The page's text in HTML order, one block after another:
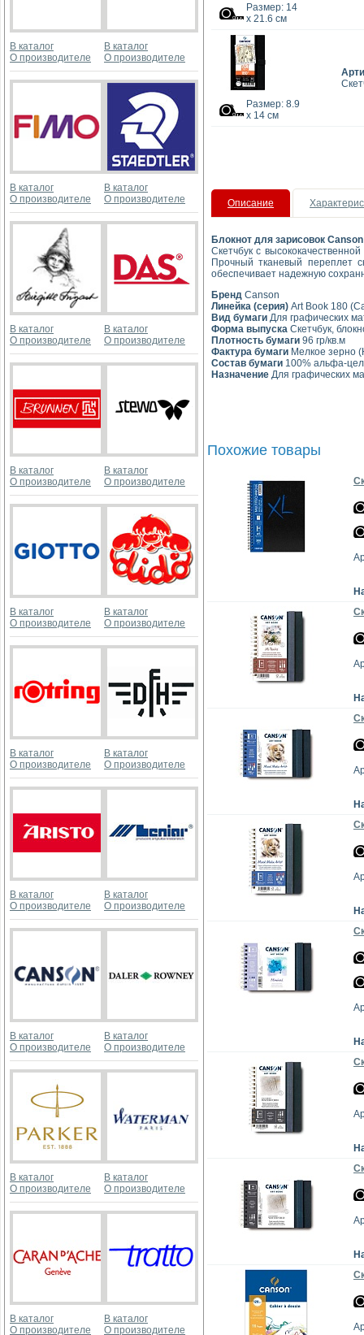
В каталог
О производителе
В каталог
О производителе
В каталог
О производителе
В каталог
О производителе
В каталог
О производителе
В каталог
О производителе
В каталог
О производителе
В каталог
О производителе
В каталог
О производителе
В каталог
О производителе
В каталог
О производителе
В каталог
О производителе
В каталог
О производителе
В каталог
О производителе
В каталог
О производителе
В каталог
О производителе
В каталог
О производителе
В каталог
О производителе
В каталог
О производителе
В каталог
О производителе
Размер: 14
x 21.6 см
Размер: 8.9
x 14 см
Описание
Блокнот для зарисовок
Скетчбук с
Прочный тканевый переплет
обеспечивает надежную
Бренд Canson
Линейка (серия) Art Book 180
Вид бумаги Для графических
Форма выпуска Скетчбук,
Плотность бумаги 96 гр/кв.м
Фактура бумаги Мелкое зерно
Состав бумаги 100% альфа-
Назначение Для графических
Похожие товары